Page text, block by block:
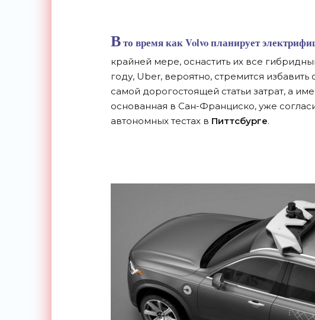
Вто время как Volvoпланирует
крайней мере, оснастить их все
году, Uber, вероятно, стремится
самой дорогостоящей статьи затрат, а
основанная в Сан-Франциско, уже
автономных тестах в Питтсбурге.